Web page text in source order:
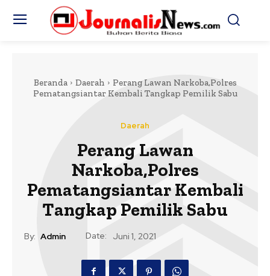
Beranda Daerah
Perang Lawan Narkoba,Polres
Pematangsiantar Kembali Tangkap Pemilik Sabu
Daerah
Perang Lawan
Narkoba,Polres
Pematangsiantar Kembali
Tangkap Pemilik Sabu
By: Admin Date: Juni 1, 2021